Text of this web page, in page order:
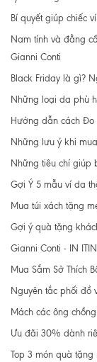
Bí quyết giúp chiếc
Nam tính và đẳng
Gianni Conti
Black Friday là gì?
Những loại da phù
Hướng dẫn cách
Những lưu ý khi
Những tiêu chí giúp
Gợi Ý 5 mẫu ví da
Mua túi xách tặng
Gợi ý quà tặng
Gianni Conti - IN
Mua Sắm Sở Thích
Nguyên tắc phối đồ
Mách các ông
Ưu đãi 30% dành
Top 3 món quà